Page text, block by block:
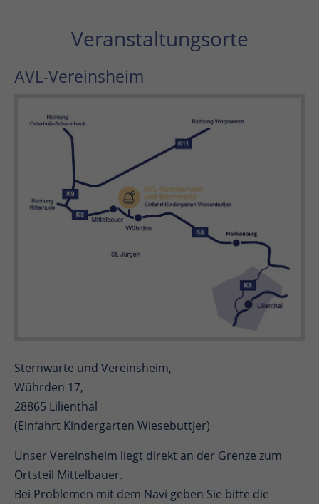
Veranstaltungsorte
AVL-Vereinsheim
Sternwarte und Vereinsheim,
Wührden 17,
28865 Lilienthal
(Einfahrt Kindergarten Wiesebuttjer)
Unser Vereinsheim liegt direkt an der Grenze zum
Ortsteil Mittelbauer.
Bei Problemen mit dem Navi geben Sie bitte die